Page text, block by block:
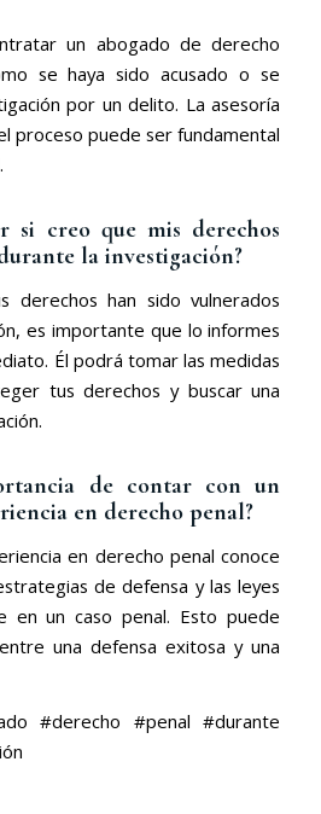
un abogado de derecho
se haya sido acusado o se
por un delito. La asesoría
proceso puede ser fundamental
si creo que mis derechos
la investigación?
derechos han sido vulnerados
es importante que lo informes
Él podrá tomar las medidas
tus derechos y buscar una
de contar con un
en derecho penal?
en derecho penal conoce
de defensa y las leyes
en un caso penal. Esto puede
una defensa exitosa y una
#derecho #penal #durante